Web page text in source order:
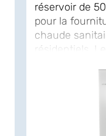
réservoir de
pour la
chaude
résidentiels.
combinaison
F2120 en